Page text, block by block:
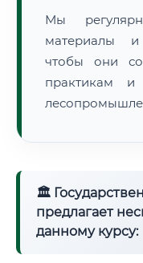
Мы
материалы
чтобы они
практикам и
🏛
предлагает
данному курсу: